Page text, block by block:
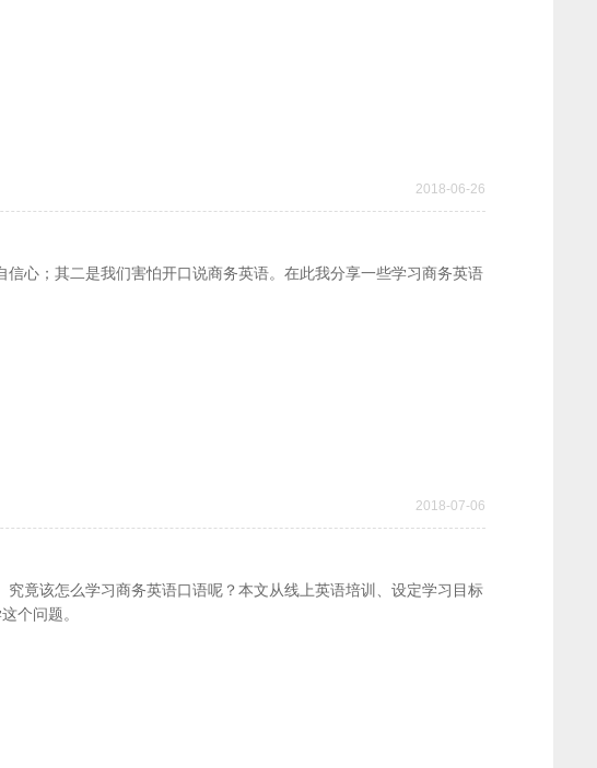
2018-06-26
心；其二是我们害怕开口说商务英语。在此我分享一些学习商务英语
2018-07-06
竟该怎么学习商务英语口语呢？本文从线上英语培训、设定学习目标
个问题。